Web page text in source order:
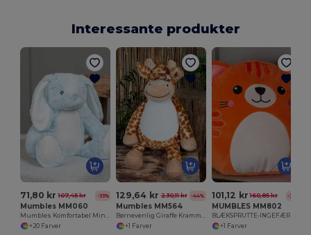
Interessante produkter
71,80 kr 107,45 kr -33%
Mumbles MM060
Mumbles Komfortabel Mini Bamseven
+20 Farver
129,64 kr 230,11 kr -44%
Mumbles MM564
Børnevenlig Giraffe Krammebamse med Lynlås
+1 Farver
101,12 kr 160,85 kr -37%
MUMBLES MM802
+1 Farver